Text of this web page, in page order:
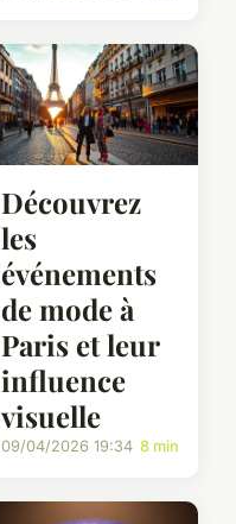
Découvrez
les
événements
de mode à
Paris et leur
influence
visuelle
09/04/2026 19:34 8 min